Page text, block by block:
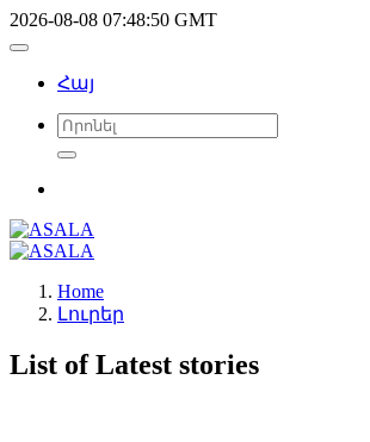
2026-08-08 07:48:50 GMT
Հայ
Home
Լուրեր
List of Latest stories